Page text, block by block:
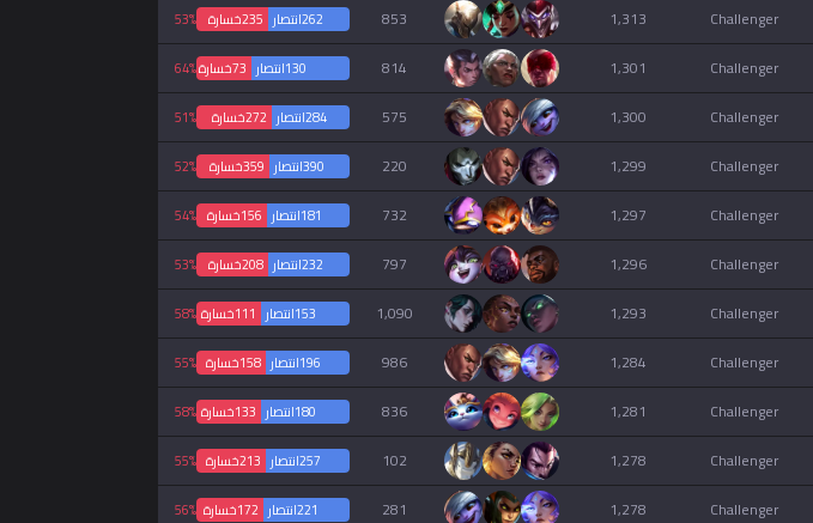
challenger
1,313
853
262انتصار 235خسارة 53%
challenger
1,301
814
130انتصار 73خسارة64%
challenger
1,300
575
284انتصار 272خسارة 51%
challenger
1,299
220
390انتصار 359خسارة 52%
challenger
1,297
732
181انتصار 156خسارة 54%
challenger
1,296
797
232انتصار 208خسارة 53%
challenger
1,293
1,090
153انتصار 111خسارة 58%
challenger
1,284
986
196انتصار 158خسارة 55%
challenger
1,281
836
180انتصار 133خسارة 58%
challenger
1,278
102
257انتصار 213خسارة 55%
challenger
1,278
281
221انتصار 172خسارة 56%